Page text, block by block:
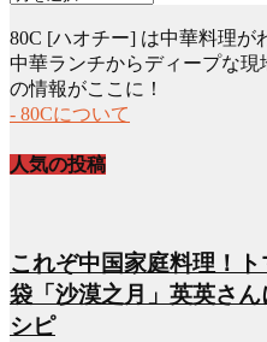
カ
イ
ブ
80C [ハオチー] は中華料理が
中華ランチからディープな
の情報がここに！
- 80Cについて
人気の投稿
これぞ中国家庭料理！
袋「沙漠之月」英英さ
シピ